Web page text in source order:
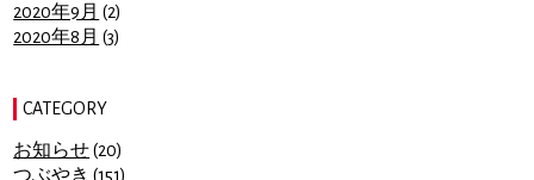
2020年9月 (2)
2020年8月 (3)
CATEGORY
お知らせ(20)
つぶやき (151)